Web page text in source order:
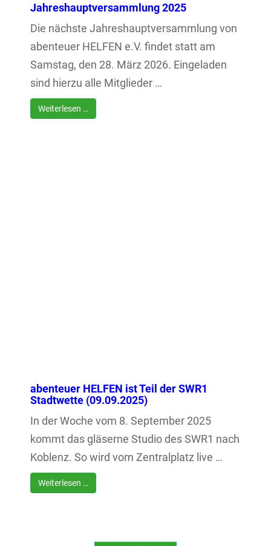
Jahreshauptversammlung 2025
Die nächste Jahreshauptversammlung von
abenteuer HELFEN e.V. findet statt am
Samstag, den 28. März 2026. Eingeladen
sind hierzu alle Mitglieder …
Weiterlesen …
abenteuer HELFEN ist Teil der SWR1
Stadtwette (09.09.2025)
In der Woche vom 8. September 2025
kommt das gläserne Studio des SWR1 nach
Koblenz. So wird vom Zentralplatz live …
Weiterlesen …